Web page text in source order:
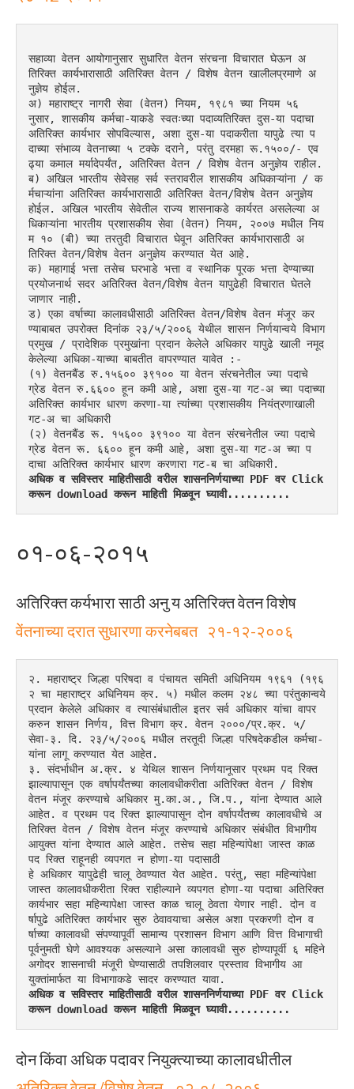
सहाव्या वेतन आयोगानुसार सुधारित वेतन संरचना विचारात घेऊन अ
तिरिक्त कार्यभारासाठी अतिरिक्त वेतन / विशेष वेतन खालीलप्रमाणे अ
नुज्ञेय होईल.
अ) महाराष्ट्र नागरी सेवा (वेतन) नियम, १९८१ च्या नियम ५६
नुसार, शासकीय कर्मचा-याकडे स्वतःच्या पदाव्यतिरिक्त दुस-या पदाचा
अतिरिक्त कार्यभार सोपविल्यास, अशा दुस-या पदाकरीता यापुढे त्या प
दाच्या संभाव्य वेतनाच्या ५ टक्के दराने, परंतु दरमहा रू.१५००/- एव
ढ्या कमाल मर्यादेपर्यंत, अतिरिक्त वेतन / विशेष वेतन अनुज्ञेय राहील.
ब) अखिल भारतीय सेवेसह सर्व स्तरावरील शासकीय अधिकाऱ्यांना / क
र्मचाऱ्यांना अतिरिक्त कार्यभारासाठी अतिरिक्त वेतन/विशेष वेतन अनुज्ञेय
होईल. अखिल भारतीय सेवेतील राज्य शासनाकडे कार्यरत असलेल्या अ
धिकाऱ्यांना भारतीय प्रशासकीय सेवा (वेतन) नियम, २००७ मधील निय
म १० (बी) च्या तरतुदी विचारात घेवून अतिरिक्त कार्यभारासाठी अ
तिरिक्त वेतन/विशेष वेतन अनुज्ञेय करण्यात येत आहे.
क) महागाई भत्ता तसेच घरभाडे भत्ता व स्थानिक पूरक भत्ता देण्याच्या
प्रयोजनार्थ सदर अतिरिक्त वेतन/विशेष वेतन यापुढेही विचारात घेतले
जाणार नाही.
ड) एका वर्षाच्या कालावधीसाठी अतिरिक्त वेतन/विशेष वेतन मंजूर कर
ण्याबाबत उपरोक्त दिनांक २३/५/२००६ येथील शासन निर्णयान्वये विभाग
प्रमुख / प्रादेशिक प्रमुखांना प्रदान केलेले अधिकार यापुढे खाली नमूद
केलेल्या अधिका-याच्या बाबतीत वापरण्यात यावेत :-
(१) वेतनबैंड रु.१५६०० ३९१०० या वेतन संरचनेतील ज्या पदाचे
ग्रेड वेतन रु.६६०० हून कमी आहे, अशा दुस-या गट-अ च्या पदाच्या
अतिरिक्त कार्यभार धारण करणा-या त्यांच्या प्रशासकीय नियंत्रणाखाली
गट-अ चा अधिकारी
(२) वेतनबैंड रू. १५६०० ३९१०० या वेतन संरचनेतील ज्या पदाचे
ग्रेड वेतन रू. ६६०० हून कमी आहे, अशा दुस-या गट-अ च्या प
दाचा अतिरिक्त कार्यभार धारण करणारा गट-ब चा अधिकारी.
अधिक व सविस्तर माहितीसाठी वरील शासननिर्णयाच्या PDF वर Click
करून download करून माहिती मिळवून घ्यावी..........
०१-०६-२०१५
अतिरिक्त कर्यभारा साठी अनु य अतिरिक्त वेतन विशेष
वेंतनाच्या दरात सुधारणा करनेबबत २१-१२-२००६
२. महाराष्ट्र जिल्हा परिषदा व पंचायत समिती अधिनियम १९६१ (१९६
२ चा महाराष्ट्र अधिनियम क्र. ५) मधील कलम २४८ च्या परंतुकान्वये
प्रदान केलेले अधिकार व त्यासंबंधातील इतर सर्व अधिकार यांचा वापर
करुन शासन निर्णय, वित्त विभाग क्र. वेतन २०००/प्र.क्र. ५/
सेवा-३. दि. २३/५/२००६ मधील तरतूदी जिल्हा परिषदेकडील कर्मचा-
यांना लागू करण्यात येत आहेत.
३. संदर्भाधीन अ.क्र. ४ येथिल शासन निर्णयानूसार प्रथम पद रिक्त
झाल्यापासून एक वर्षापर्यंतच्या कालावधीकरीता अतिरिक्त वेतन / विशेष
वेतन मंजूर करण्याचे अधिकार मु.का.अ., जि.प., यांना देण्यात आले
आहेत. व प्रथम पद रिक्त झाल्यापासून दोन वर्षापर्यंतच्य कालावधीचे अ
तिरिक्त वेतन / विशेष वेतन मंजूर करण्याचे अधिकार संबंधीत विभागीय
आयुक्त यांना देण्यात आले आहेत. तसेच सहा महिन्यांपेक्षा जास्त काळ
पद रिक्त राहूनही व्यपगत न होणा-या पदासाठी
हे अधिकार यापुढेही चालू ठेवण्यात येत आहेत. परंतु, सहा महिन्यांपेक्षा
जास्त कालावधीकरीता रिक्त राहील्याने व्यपगत होणा-या पदाचा अतिरिक्त
कार्यभार सहा महिन्यापेक्षा जास्त काळ चालू ठेवता येणार नाही. दोन व
र्षापुढे अतिरिक्त कार्यभार सुरु ठेवावयाचा असेल अशा प्रकरणी दोन व
र्षाच्या कालावधी संपण्यापूर्वी सामान्य प्रशासन विभाग आणि वित्त विभागाची
पूर्वनुमती घेणे आवश्यक असल्याने असा कालावधी सुरु होण्यापूर्वी ६ महिने
अगोदर शासनाची मंजूरी घेण्यासाठी तपशिलवार प्रस्ताव विभागीय आ
युक्तांमार्फत या विभागाकडे सादर करण्यात यावा.
अधिक व सविस्तर माहितीसाठी वरील शासननिर्णयाच्या PDF वर Click
करून download करून माहिती मिळवून घ्यावी..........
दोन किंवा अधिक पदावर नियुक्त्याच्या कालावधीतील